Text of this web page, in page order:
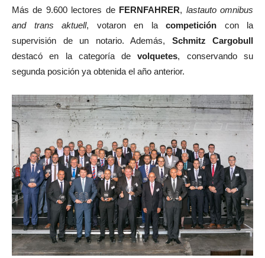
Más de 9.600 lectores de FERNFAHRER, lastauto omnibus
and trans aktuell, votaron en la competición con la
supervisión de un notario. Además, Schmitz Cargobull
destacó en la categoría devolquetes, conservando su
segunda posición ya obtenida el año anterior.